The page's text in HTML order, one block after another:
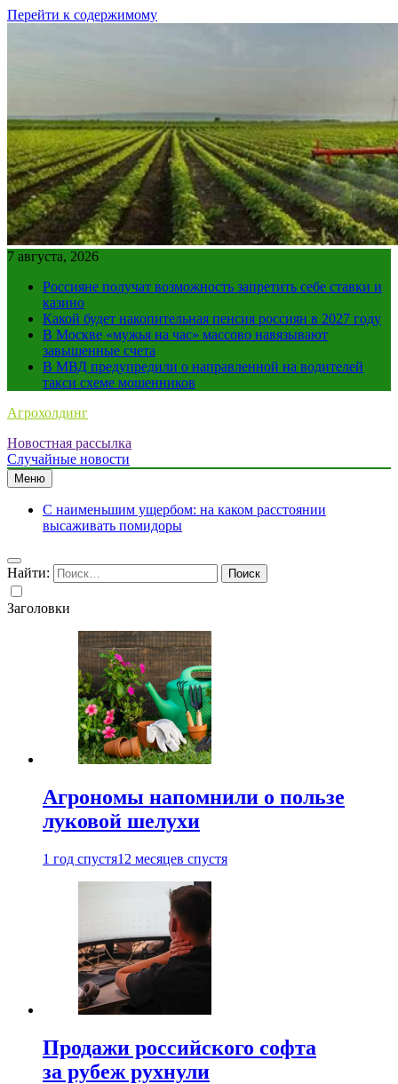
Перейти к содержимому
7 августа, 2026
Россияне получат возможность запретить себе ставки и
казино
Какой будет накопительная пенсия россиян в 2027 году
В Москве «мужья на час» массово навязывают
завышенные счета
В МВД предупредили о направленной на водителей
такси схеме мошенников
Агрохолдинг
Новостная рассылка
Случайные новости
Меню
С наименьшим ущербом: на каком расстоянии
высаживать помидоры
Найти:
Заголовки
Агрономы напомнили о пользе
луковой шелухи
1 год спустя12 месяцев спустя
Продажи российского софта
за рубеж рухнули